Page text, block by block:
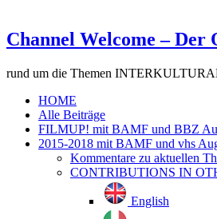
Channel Welcome – Der
rund um die Themen
HOME
Alle Beiträge
FILMUP! mit BAMF und BBZ
2015-2018 mit BAMF und vhs
Kommentare zu aktuellen
CONTRIBUTIONS IN
English